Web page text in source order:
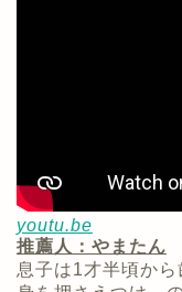
youtu.be
推薦人：やまたん
息子は1才半頃か